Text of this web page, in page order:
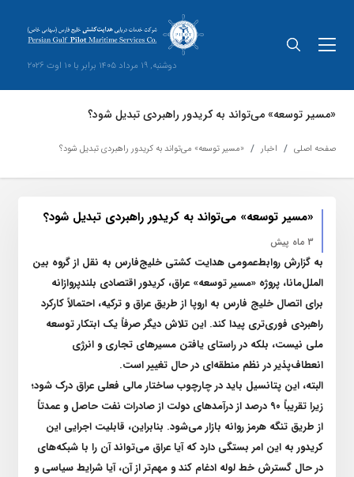
دوشنبه, 19 مرداد 1405 برابر با 10 اوت 2026
«مسیر توسعه» می‌تواند به کریدور راهبردی تبدیل شود؟
صفحه اصلی اخبار «مسیر توسعه» می‌تواند به کریدور راهبردی تبدیل شود؟
«مسیر توسعه» می‌تواند به کریدور راهبردی تبدیل شود؟
3 ماه پیش
به گزارش روابط‌عمومی هدایت کشتی خلیج‌فارس به نقل از گروه بین
الملل‌مانا، پروژه «مسیر توسعه» عراق، کریدور اقتصادی بلندپروازانه
برای اتصال خلیج فارس به اروپا از طریق عراق و ترکیه، احتمالاً کارکرد
راهبردی فوری‌تری پیدا کند. این تلاش دیگر صرفاً یک ابتکار توسعه
ملی نیست، بلکه در راستای یافتن مسیر‌های تجاری و انرژی
انعطاف‌پذیر در نظم منطقه‌ای در حال تغییر است.
البته، این پتانسیل باید در چارچوب ساختار مالی فعلی عراق درک شود؛
زیرا تقریباً ۹۰ درصد از درآمد‌های دولت از صادرات نفت حاصل و عمدتاً
از طریق تنگه هرمز روانه بازار می‌شود. بنابراین، قابلیت اجرایی این
کریدور به این امر بستگی دارد که آیا عراق می‌تواند آن را با شبکه‌های
در حال گسترش خط لوله ادغام کند و مهم‌تر از آن، آیا شرایط سیاسی و